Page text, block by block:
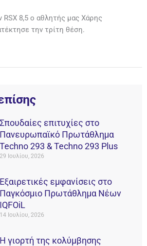
RSX 8,5 o αθλητής μας Χάρης
την τρίτη θέση.
Σπουδαίες επιτυχίες στο
Πανευρωπαϊκό Πρωτάθλημα
Techno 293 & Techno 293 Plus
29 Ιουλίου, 2026
Εξαιρετικές εμφανίσεις στο
Παγκόσμιο Πρωτάθλημα Νέων
IQFOiL
14 Ιουλίου, 2026
Η γιορτή της κολύμβησης